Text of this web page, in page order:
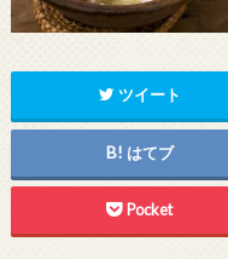
ツイート
はてブ
Pocket